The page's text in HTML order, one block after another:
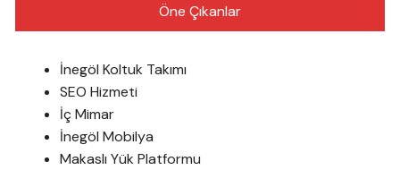
Öne Çıkanlar
İnegöl Koltuk Takımı
SEO Hizmeti
İç Mimar
İnegöl Mobilya
Makaslı Yük Platformu